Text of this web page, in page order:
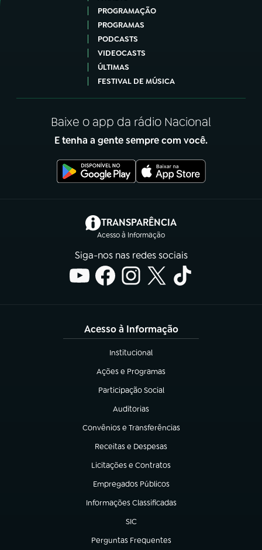
PROGRAMAÇÃO
PROGRAMAS
PODCASTS
VIDEOCASTS
ÚLTIMAS
FESTIVAL DE MÚSICA
Baixe o app da rádio Nacional
E tenha a gente sempre com você.
TRANSPARÊNCIA
Acesso à Informação
(abre em nova aba)
Siga-nos nas redes sociais
Acesso à Informação
Institucional
(abre em nova aba)
Ações e Programas
(abre em nova aba)
Participação Social
(abre em nova aba)
Auditorias
(abre em nova aba)
Convênios e Transferências
(abre em nova aba)
Receitas e Despesas
(abre em nova aba)
Licitações e Contratos
(abre em nova aba)
Empregados Públicos
(abre em nova aba)
Informações Classificadas
(abre em nova aba)
SIC
(abre em nova aba)
Perguntas Frequentes
(abre em nova aba)